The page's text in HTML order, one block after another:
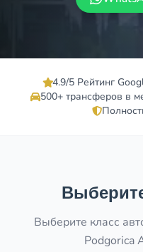
4.9/5 Рейтинг
500+ трансферов в
Выберите класс
Podgorica